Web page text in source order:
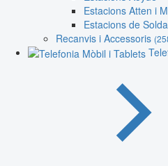
Estacions Atten i
Estacions de
Recanvis i Accessoris